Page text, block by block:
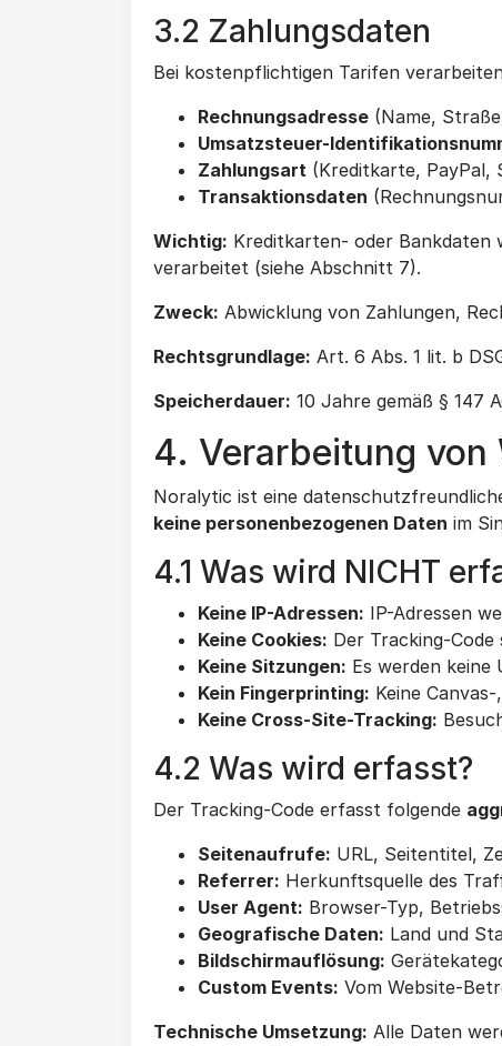
3.2 Zahlungsdaten
Bei kostenpflichtigen Tarifen
Rechnungsadresse (Name,
Umsatzsteuer-
Zahlungsart (Kreditkarte, PayPal,
Transaktionsdaten
Wichtig: Kreditkarten- oder Bankdaten
verarbeitet (siehe Abschnitt 7).
Zweck: Abwicklung von Zahlungen,
Rechtsgrundlage: Art. 6 Abs. 1 lit. b
Speicherdauer: 10 Jahre gemäß § 147
4. Verarbeitung
Noralytic ist eine
keine personenbezogenen Daten im
4.1 Was wird NICHT
Keine IP-Adressen: IP-Adressen
Keine Cookies: Der Tracking-
Keine Sitzungen: Es werden
Kein Fingerprinting: Keine
Keine Cross-Site-Tracking:
4.2 Was wird erfasst?
Der Tracking-Code erfasst folgende
Seitenaufrufe: URL, Seitentitel,
Referrer: Herkunftsquelle des
User Agent: Browser-Typ,
Geografische Daten: Land und
Bildschirmauflösung:
Custom Events: Vom Website-
Technische Umsetzung: Alle Daten